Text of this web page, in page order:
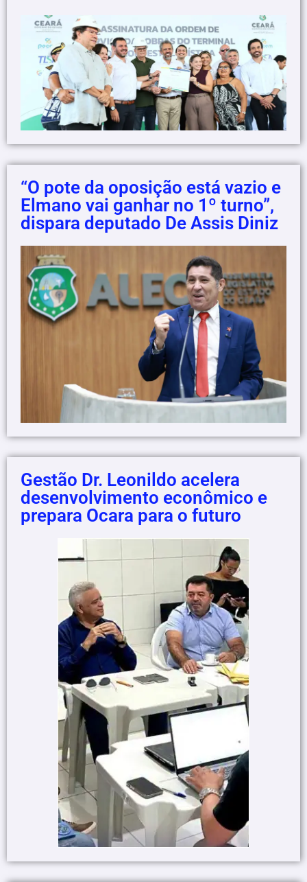
“O pote da oposição está vazio e
Elmano vai ganhar no 1º turno”,
dispara deputado De Assis Diniz
Gestão Dr. Leonildo acelera
desenvolvimento econômico e
prepara Ocara para o futuro